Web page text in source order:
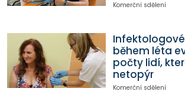
Komerční sdělení
během léta
počty lidí,
netopýr
Komerční sdělení